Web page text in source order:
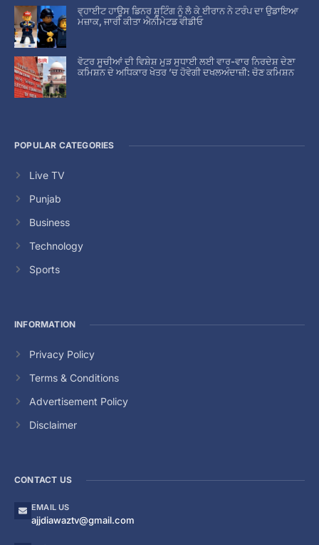
ਵ੍ਹਾਈਟ ਹਾਊਸ ਡਿਨਰ ਸ਼ੂਟਿੰਗ ਨੂੰ ਲੈ ਕੇ ਈਰਾਨ ਨੇ ਟਰੰਪ ਦਾ ਉਡਾਇਆ
ਮਜ਼ਾਕ, ਜਾਰੀ ਕੀਤਾ ਐਨੀਮੇਟਡ ਵੀਡੀਓ
ਵੋਟਰ ਸੂਚੀਆਂ ਦੀ ਵਿਸ਼ੇਸ਼ ਮੁੜ ਸੁਧਾਈ ਲਈ ਵਾਰ-ਵਾਰ ਨਿਰਦੇਸ਼ ਦੇਣਾ
ਕਮਿਸ਼ਨ ਦੇ ਅਧਿਕਾਰ ਖੇਤਰ ’ਚ ਹੋਵੇਗੀ ਦਖਲਅੰਦਾਜ਼ੀ: ਚੋਣ ਕਮਿਸ਼ਨ
POPULAR CATEGORIES
Live TV
Punjab
Business
Technology
Sports
INFORMATION
Privacy Policy
Terms & Conditions
Advertisement Policy
Disclaimer
CONTACT US
EMAIL US
ajjdiawaztv@gmail.com